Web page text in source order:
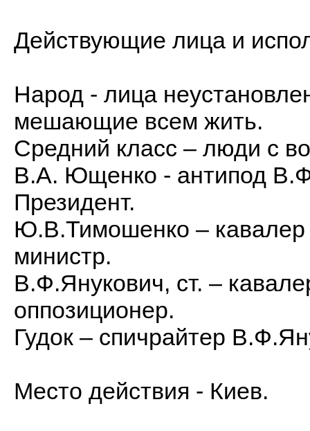
Действующие лица и
Народ - лица
мешающие всем жить.
Средний класс – люди с
В.А. Ющенко - антипод
Президент.
Ю.В.Тимошенко –
министр.
В.Ф.Янукович, ст. –
оппозиционер.
Гудок – спичрайтер
Место действия - Киев.